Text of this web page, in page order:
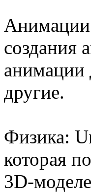
создания
анимации
другие.
Физика:
которая
3D-